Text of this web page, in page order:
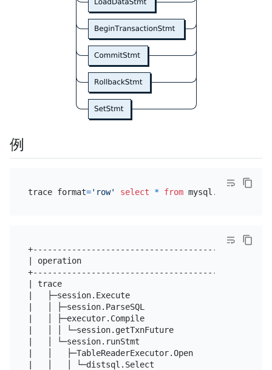
例
trace format='row' select * from
+--------------------------------------------
| operation                                  |
+--------------------------------------------
| trace                                      |
|   ├─session.Execute                        |
|   │ ├─session.ParseSQL                     |
|   │ ├─executor.Compile                     |
|   │ │ └─session.getTxnFuture               |
|   │ └─session.runStmt                      |
|   │   ├─TableReaderExecutor.Open           |
|   │   │ └─distsql.Select                   |